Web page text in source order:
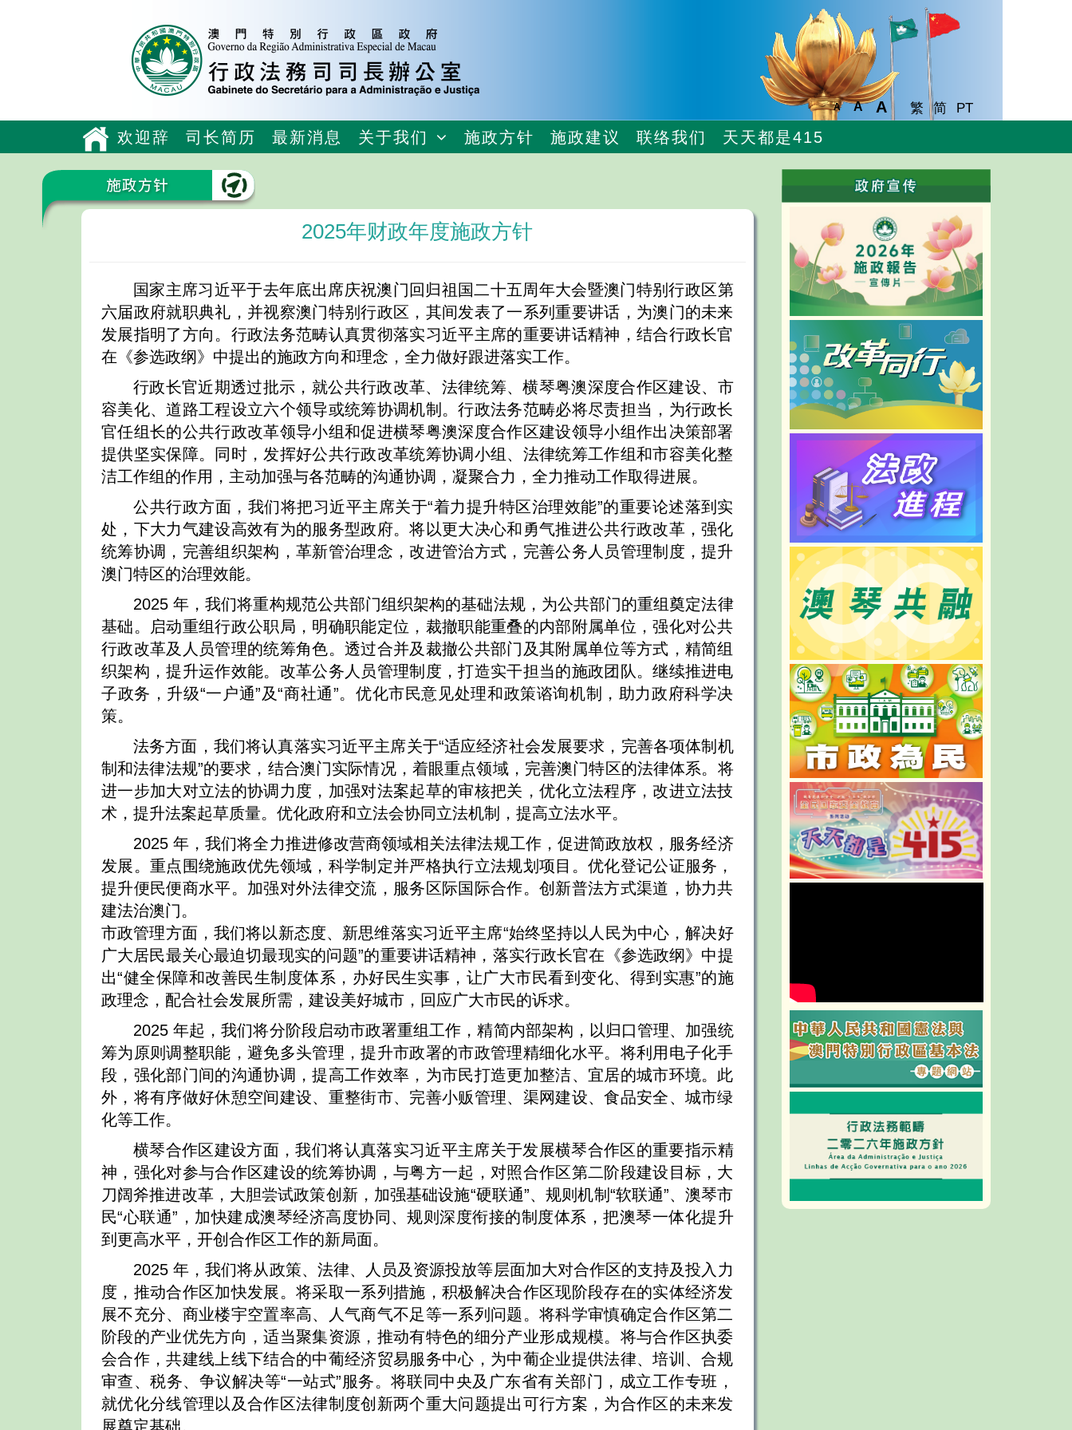
A A A 繁 简 PT
欢迎辞 司长简历 最新消息 关于我们 施政方针 施政建议 联络我们 天天都是415
2025年财政年度施政方针
国家主席习近平于去年底出席庆祝澳门回归祖国二十五周年大会暨澳门特别行政区第
六届政府就职典礼，并视察澳门特别行政区，其间发表了一系列重要讲话，为澳门的未来
发展指明了方向。行政法务范畴认真贯彻落实习近平主席的重要讲话精神，结合行政长官
在《参选政纲》中提出的施政方向和理念，全力做好跟进落实工作。
行政长官近期透过批示，就公共行政改革、法律统筹、横琴粤澳深度合作区建设、市
容美化、道路工程设立六个领导或统筹协调机制。行政法务范畴必将尽责担当，为行政长
官任组长的公共行政改革领导小组和促进横琴粤澳深度合作区建设领导小组作出决策部署
提供坚实保障。同时，发挥好公共行政改革统筹协调小组、法律统筹工作组和市容美化整
洁工作组的作用，主动加强与各范畴的沟通协调，凝聚合力，全力推动工作取得进展。
公共行政方面，我们将把习近平主席关于“着力提升特区治理效能”的重要论述落到实
处，下大力气建设高效有为的服务型政府。将以更大决心和勇气推进公共行政改革，强化
统筹协调，完善组织架构，革新管治理念，改进管治方式，完善公务人员管理制度，提升
澳门特区的治理效能。
2025 年，我们将重构规范公共部门组织架构的基础法规，为公共部门的重组奠定法律
基础。启动重组行政公职局，明确职能定位，裁撤职能重叠的内部附属单位，强化对公共
行政改革及人员管理的统筹角色。透过合并及裁撤公共部门及其附属单位等方式，精简组
织架构，提升运作效能。改革公务人员管理制度，打造实干担当的施政团队。继续推进电
子政务，升级“一户通”及“商社通”。优化市民意见处理和政策谘询机制，助力政府科学决
策。
法务方面，我们将认真落实习近平主席关于“适应经济社会发展要求，完善各项体制机
制和法律法规”的要求，结合澳门实际情况，着眼重点领域，完善澳门特区的法律体系。将
进一步加大对立法的协调力度，加强对法案起草的审核把关，优化立法程序，改进立法技
术，提升法案起草质量。优化政府和立法会协同立法机制，提高立法水平。
2025 年，我们将全力推进修改营商领域相关法律法规工作，促进简政放权，服务经济
发展。重点围绕施政优先领域，科学制定并严格执行立法规划项目。优化登记公证服务，
提升便民便商水平。加强对外法律交流，服务区际国际合作。创新普法方式渠道，协力共
建法治澳门。
市政管理方面，我们将以新态度、新思维落实习近平主席“始终坚持以人民为中心，解决好
广大居民最关心最迫切最现实的问题”的重要讲话精神，落实行政长官在《参选政纲》中提
出“健全保障和改善民生制度体系，办好民生实事，让广大市民看到变化、得到实惠”的施
政理念，配合社会发展所需，建设美好城市，回应广大市民的诉求。
2025 年起，我们将分阶段启动市政署重组工作，精简内部架构，以归口管理、加强统
筹为原则调整职能，避免多头管理，提升市政署的市政管理精细化水平。将利用电子化手
段，强化部门间的沟通协调，提高工作效率，为市民打造更加整洁、宜居的城市环境。此
外，将有序做好休憩空间建设、重整街市、完善小贩管理、渠网建设、食品安全、城市绿
化等工作。
横琴合作区建设方面，我们将认真落实习近平主席关于发展横琴合作区的重要指示精
神，强化对参与合作区建设的统筹协调，与粤方一起，对照合作区第二阶段建设目标，大
刀阔斧推进改革，大胆尝试政策创新，加强基础设施“硬联通”、规则机制“软联通”、澳琴市
民“心联通”，加快建成澳琴经济高度协同、规则深度衔接的制度体系，把澳琴一体化提升
到更高水平，开创合作区工作的新局面。
2025 年，我们将从政策、法律、人员及资源投放等层面加大对合作区的支持及投入力
度，推动合作区加快发展。将采取一系列措施，积极解决合作区现阶段存在的实体经济发
展不充分、商业楼宇空置率高、人气商气不足等一系列问题。将科学审慎确定合作区第二
阶段的产业优先方向，适当聚集资源，推动有特色的细分产业形成规模。将与合作区执委
会合作，共建线上线下结合的中葡经济贸易服务中心，为中葡企业提供法律、培训、合规
审查、税务、争议解决等“一站式”服务。将联同中央及广东省有关部门，成立工作专班，
就优化分线管理以及合作区法律制度创新两个重大问题提出可行方案，为合作区的未来发
展奠定基础。